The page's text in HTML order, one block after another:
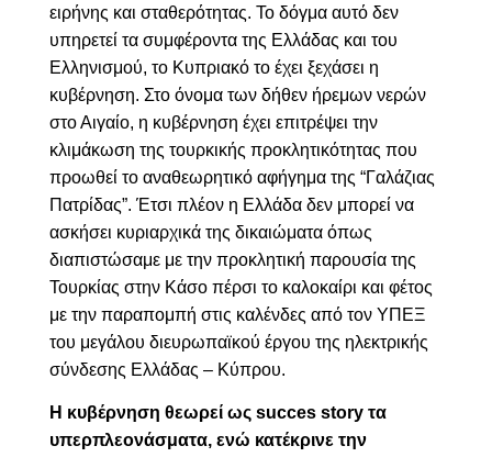
ειρήνης και σταθερότητας. Το δόγμα αυτό δεν
υπηρετεί τα συμφέροντα της Ελλάδας και του
Ελληνισμού, το Κυπριακό το έχει ξεχάσει η
κυβέρνηση. Στο όνομα των δήθεν ήρεμων νερών
στο Αιγαίο, η κυβέρνηση έχει επιτρέψει την
κλιμάκωση της τουρκικής προκλητικότητας που
προωθεί το αναθεωρητικό αφήγημα της “Γαλάζιας
Πατρίδας”. Έτσι πλέον η Ελλάδα δεν μπορεί να
ασκήσει κυριαρχικά της δικαιώματα όπως
διαπιστώσαμε με την προκλητική παρουσία της
Τουρκίας στην Κάσο πέρσι το καλοκαίρι και φέτος
με την παραπομπή στις καλένδες από τον ΥΠΕΞ
του μεγάλου διευρωπαϊκού έργου της ηλεκτρικής
σύνδεσης Ελλάδας – Κύπρου.
Η κυβέρνηση θεωρεί ως succes story τα
υπερπλεονάσματα, ενώ κατέκρινε την